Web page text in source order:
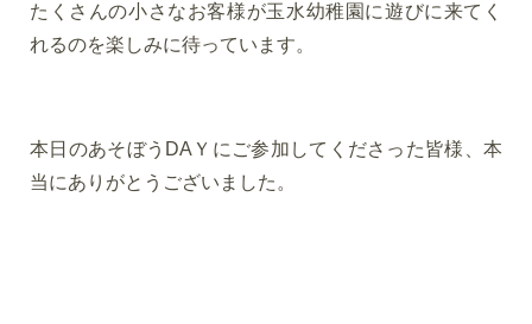
たくさんの小さなお客様が玉水幼稚園に遊びに来てく
れるのを楽しみに待っています。
本日のあそぼうDAＹにご参加してくださった皆様、本
当にありがとうございました。